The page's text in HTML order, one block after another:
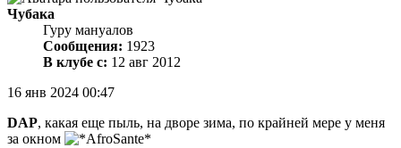
Чубака
Гуру мануалов
Сообщения: 1923
В клубе с: 12 авг 2012
16 янв 2024 00:47
DAP, какая еще пыль, на дворе зима, по крайней мере у меня
за окном